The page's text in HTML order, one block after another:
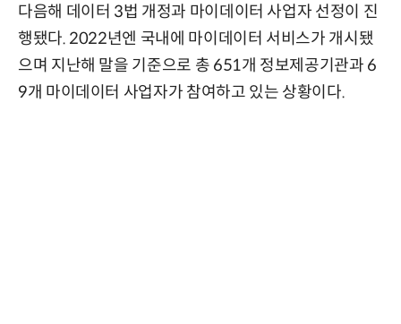
다음해 데이터 3법 개정과 마이데이터 사업자 선정이 진
행됐다. 2022년엔 국내에 마이데이터 서비스가 개시됐
으며 지난해 말을 기준으로 총 651개 정보제공기관과 6
9개 마이데이터 사업자가 참여하고 있는 상황이다.